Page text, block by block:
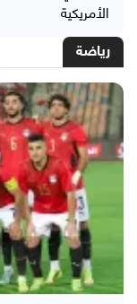
الأمريكية
رياضة